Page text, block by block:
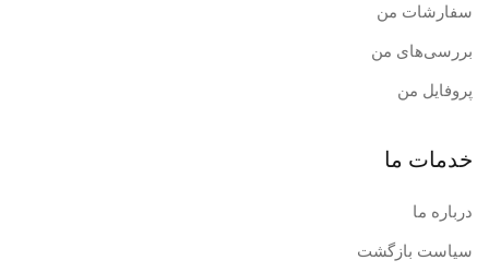
سفارشات من
بررسی‌های من
پروفایل من
خدمات ما
درباره ما
سیاست بازگشت